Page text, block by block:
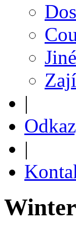
|
|
Winter